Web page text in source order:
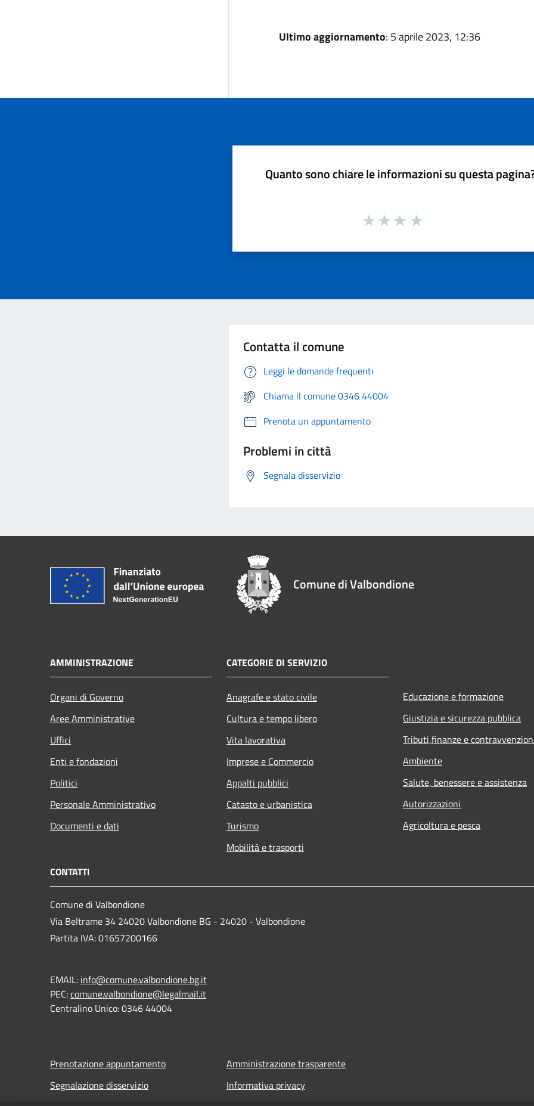
Ultimo aggiornamento: 5 aprile 2023, 12:36
Quanto sono chiare le informazioni su questa
Contatta il comune
Leggi le domande frequenti
Chiama il comune 0346 44004
Prenota un appuntamento
Problemi in città
Segnala disservizio
Comune di Valbondione
AMMINISTRAZIONE
Organi di Governo
Aree Amministrative
Uffici
Enti e fondazioni
Politici
Personale Amministrativo
Documenti e dati
CATEGORIE DI SERVIZIO
Anagrafe e stato civile
Cultura e tempo libero
Vita lavorativa
Imprese e Commercio
Appalti pubblici
Catasto e urbanistica
Turismo
Mobilità e trasporti
Educazione e formazione
Giustizia e sicurezza pubblica
Tributi,finanze e
Ambiente
Salute, benessere e assistenza
Autorizzazioni
Agricoltura e pesca
CONTATTI
Comune di Valbondione
Via Beltrame 34 24020 Valbondione BG - 24020 - Valbondione
Partita IVA: 01657200166
EMAIL: info@comune.valbondione.bg.it
PEC:comune.valbondione@legalmail.it
Centralino Unico: 0346 44004
Prenotazione appuntamento
Segnalazione disservizio
Amministrazione trasparente
Informativa privacy